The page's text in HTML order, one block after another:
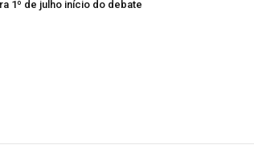
1º de julho início do debate